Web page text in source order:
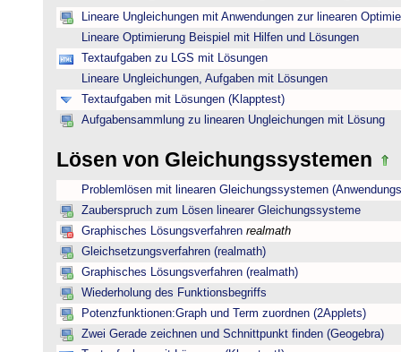
Lineare Ungleichungen mit Anwendungen zur linearen
Lineare Optimierung Beispiel mit Hilfen und Lösungen
Textaufgaben zu LGS mit Lösungen
Lineare Ungleichungen, Aufgaben mit Lösungen
Textaufgaben mit Lösungen (Klapptest)
Aufgabensammlung zu linearen Ungleichungen mit Lösung
Lösen von Gleichungssystemen
Problemlösen mit linearen Gleichungssystemen
Zauberspruch zum Lösen linearer Gleichungssysteme
Graphisches Lösungsverfahren realmath
Gleichsetzungsverfahren (realmath)
Graphisches Lösungsverfahren (realmath)
Wiederholung des Funktionsbegriffs
Potenzfunktionen:Graph und Term zuordnen (2Applets)
Zwei Gerade zeichnen und Schnittpunkt finden (Geogebra)